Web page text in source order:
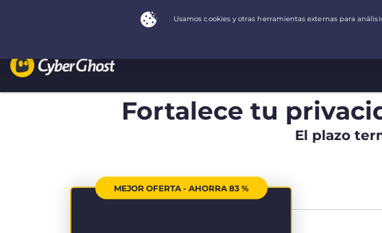
Fortalece tu
El plazo
MEJOR OFERTA - AHORRA 83 %